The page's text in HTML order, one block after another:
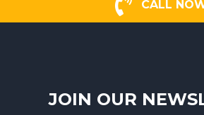
CALL
JOIN OUR